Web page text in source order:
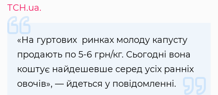
ТСН.ua.
«На гуртових ринках молоду капусту
продають по 5-6 грн/кг. Сьогодні вона
коштує найдешевше серед усіх ранніх
овочів», — йдеться у повідомленні.